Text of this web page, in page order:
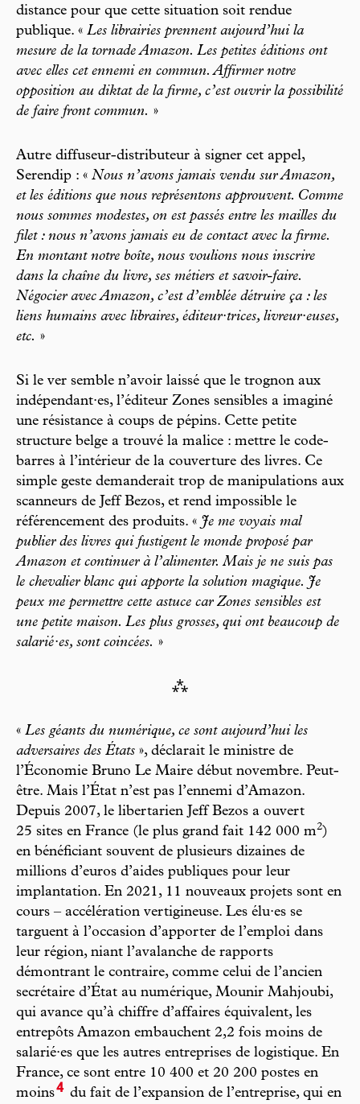
distance pour que cette situation soit rendue
publique. « Les librairies prennent aujourd’hui la
mesure de la tornade Amazon. Les petites éditions ont
avec elles cet ennemi en commun. Affirmer notre
opposition au diktat de la firme, c’est ouvrir la possibilité
de faire front commun. »
Autre diffuseur-distributeur à signer cet appel,
Serendip : « Nous n’avons jamais vendu sur Amazon,
et les éditions que nous représentons approuvent. Comme
nous sommes modestes, on est passés entre les mailles du
filet : nous n’avons jamais eu de contact avec la firme.
En montant notre boîte, nous voulions nous inscrire
dans la chaîne du livre, ses métiers et savoir-faire.
Négocier avec Amazon, c’est d’emblée détruire ça : les
liens humains avec libraires, éditeur·trices, livreur·euses,
etc. »
Si le ver semble n’avoir laissé que le trognon aux
indépendant·es, l’éditeur Zones sensibles a imaginé
une résistance à coups de pépins. Cette petite
structure belge a trouvé la malice : mettre le code-
barres à l’intérieur de la couverture des livres. Ce
simple geste demanderait trop de manipulations aux
scanneurs de Jeff Bezos, et rend impossible le
référencement des produits. « Je me voyais mal
publier des livres qui fustigent le monde proposé par
Amazon et continuer à l’alimenter. Mais je ne suis pas
le chevalier blanc qui apporte la solution magique. Je
peux me permettre cette astuce car Zones sensibles est
une petite maison. Les plus grosses, qui ont beaucoup de
salarié·es, sont coincées. »
⁂
« Les géants du numérique, ce sont aujourd’hui les
adversaires des États », déclarait le ministre de
l’Économie Bruno Le Maire début novembre. Peut-
être. Mais l’État n’est pas l’ennemi d’Amazon.
Depuis 2007, le libertarien Jeff Bezos a ouvert
25 sites en France (le plus grand fait 142 000 m2)
en bénéficiant souvent de plusieurs dizaines de
millions d’euros d’aides publiques pour leur
implantation. En 2021, 11 nouveaux projets sont en
cours – accélération vertigineuse. Les élu·es se
targuent à l’occasion d’apporter de l’emploi dans
leur région, niant l’avalanche de rapports
démontrant le contraire, comme celui de l’ancien
secrétaire d’État au numérique, Mounir Mahjoubi,
qui avance qu’à chiffre d’affaires équivalent, les
entrepôts Amazon embauchent 2,2 fois moins de
salarié·es que les autres entreprises de logistique. En
France, ce sont entre 10 400 et 20 200 postes en
moins4 du fait de l’expansion de l’entreprise, qui en